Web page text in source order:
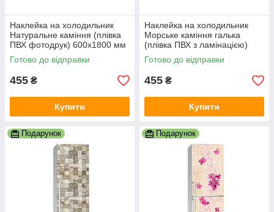
Наклейка на холодильник
Натуральне каміння (плівка
ПВХ фотодрук) 600х1800 мм
сфери Текстури Фіолетовий
Готово до відправки
455 ₴
Купити
Наклейка на холодильник
Морське каміння галька
(плівка ПВХ з ламінацією)
600х1800 мм Текстури
Бежевий
Готово до відправки
455 ₴
Купити
Подарунок Подарунок